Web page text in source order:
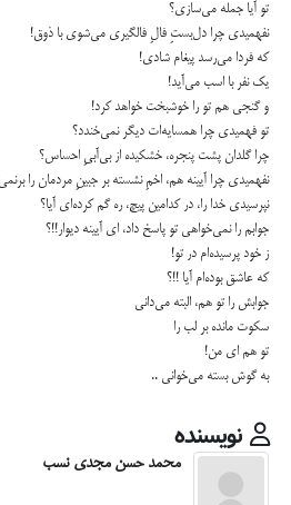
تو آیا جمله می‌سازی؟
نفهمیدی چرا دل‌بستِ فالِ فالگیری می‌شوی با ذوق!
که فردا می‌رسد پیغام شادی!
یک نفر با اسب می‌آید!
و گنجی هم تو را خوشبخت خواهد کرد!
تو فهمیدی چرا همسایه‌ات دیگر نمی‌خندد؟
چرا گلدان پشت پنجره، خشکیده از بی‌آبیِ احساس؟
نفهمیدی چرا آیینه هم، اخمِ نشسته بر جبینِ مردمان را
نپرسیدی خدا را، در کدامین پیچ، ره گم کرده‌ای آیا؟
جوابم را نمی‌خواهی تو پاسخ داد، ای آیینه دیوار!!؟
ز خود پرسیده‌ام در تو!
که عاشق بوده‌ام آیا !!؟
جوابش را تو هم، البته می‌دانی
سکوت مانده بر لب را
تو هم ای من!
به گوش بسته می‌خوانی ..
نویسنده
محمد حسن مجدی نسب